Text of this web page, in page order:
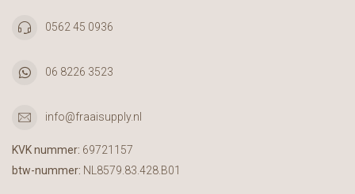
0562 45 0936
06 8226 3523
info@fraaisupply.nl
KVK nummer: 69721157
btw-nummer: NL8579.83.428.B01